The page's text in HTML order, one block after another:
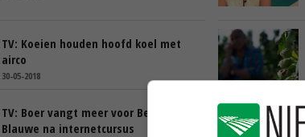
TV: Koeien houden hoofd koel met
airco
30-05-2018
TV: Boer vangt meer voor Belgische
Blauwe na internetcursus